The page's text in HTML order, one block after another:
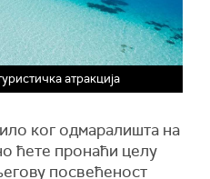
атракција
ког одмаралишта на
ћете пронаћи целу
посвећеност